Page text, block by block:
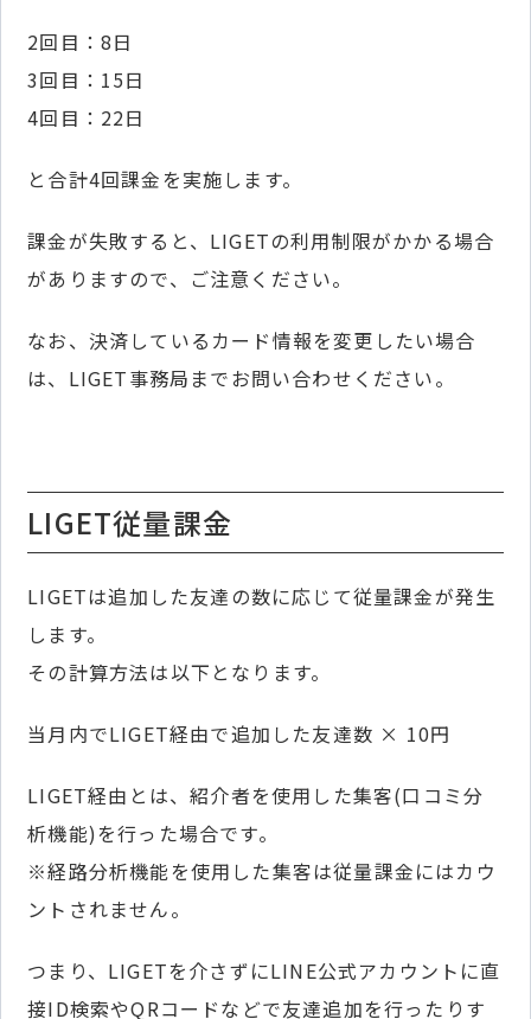
2回目：8日
3回目：15日
4回目：22日
と合計4回課金を実施します。
課金が失敗すると、LIGETの利用制限がかかる場合
がありますので、ご注意ください。
なお、決済しているカード情報を変更したい場合
は、LIGET事務局までお問い合わせください。
LIGET従量課金
LIGETは追加した友達の数に応じて従量課金が発生
します。
その計算方法は以下となります。
当月内でLIGET経由で追加した友達数 × 10円
LIGET経由とは、紹介者を使用した集客(口コミ分
析機能)を行った場合です。
※経路分析機能を使用した集客は従量課金にはカウ
ントされません。
つまり、LIGETを介さずにLINE公式アカウントに直
接ID検索やQRコードなどで友達追加を行ったりす